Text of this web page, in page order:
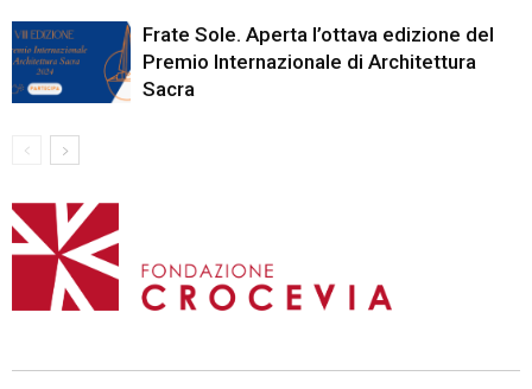
Frate Sole. Aperta l’ottava edizione del
Premio Internazionale di Architettura
Sacra